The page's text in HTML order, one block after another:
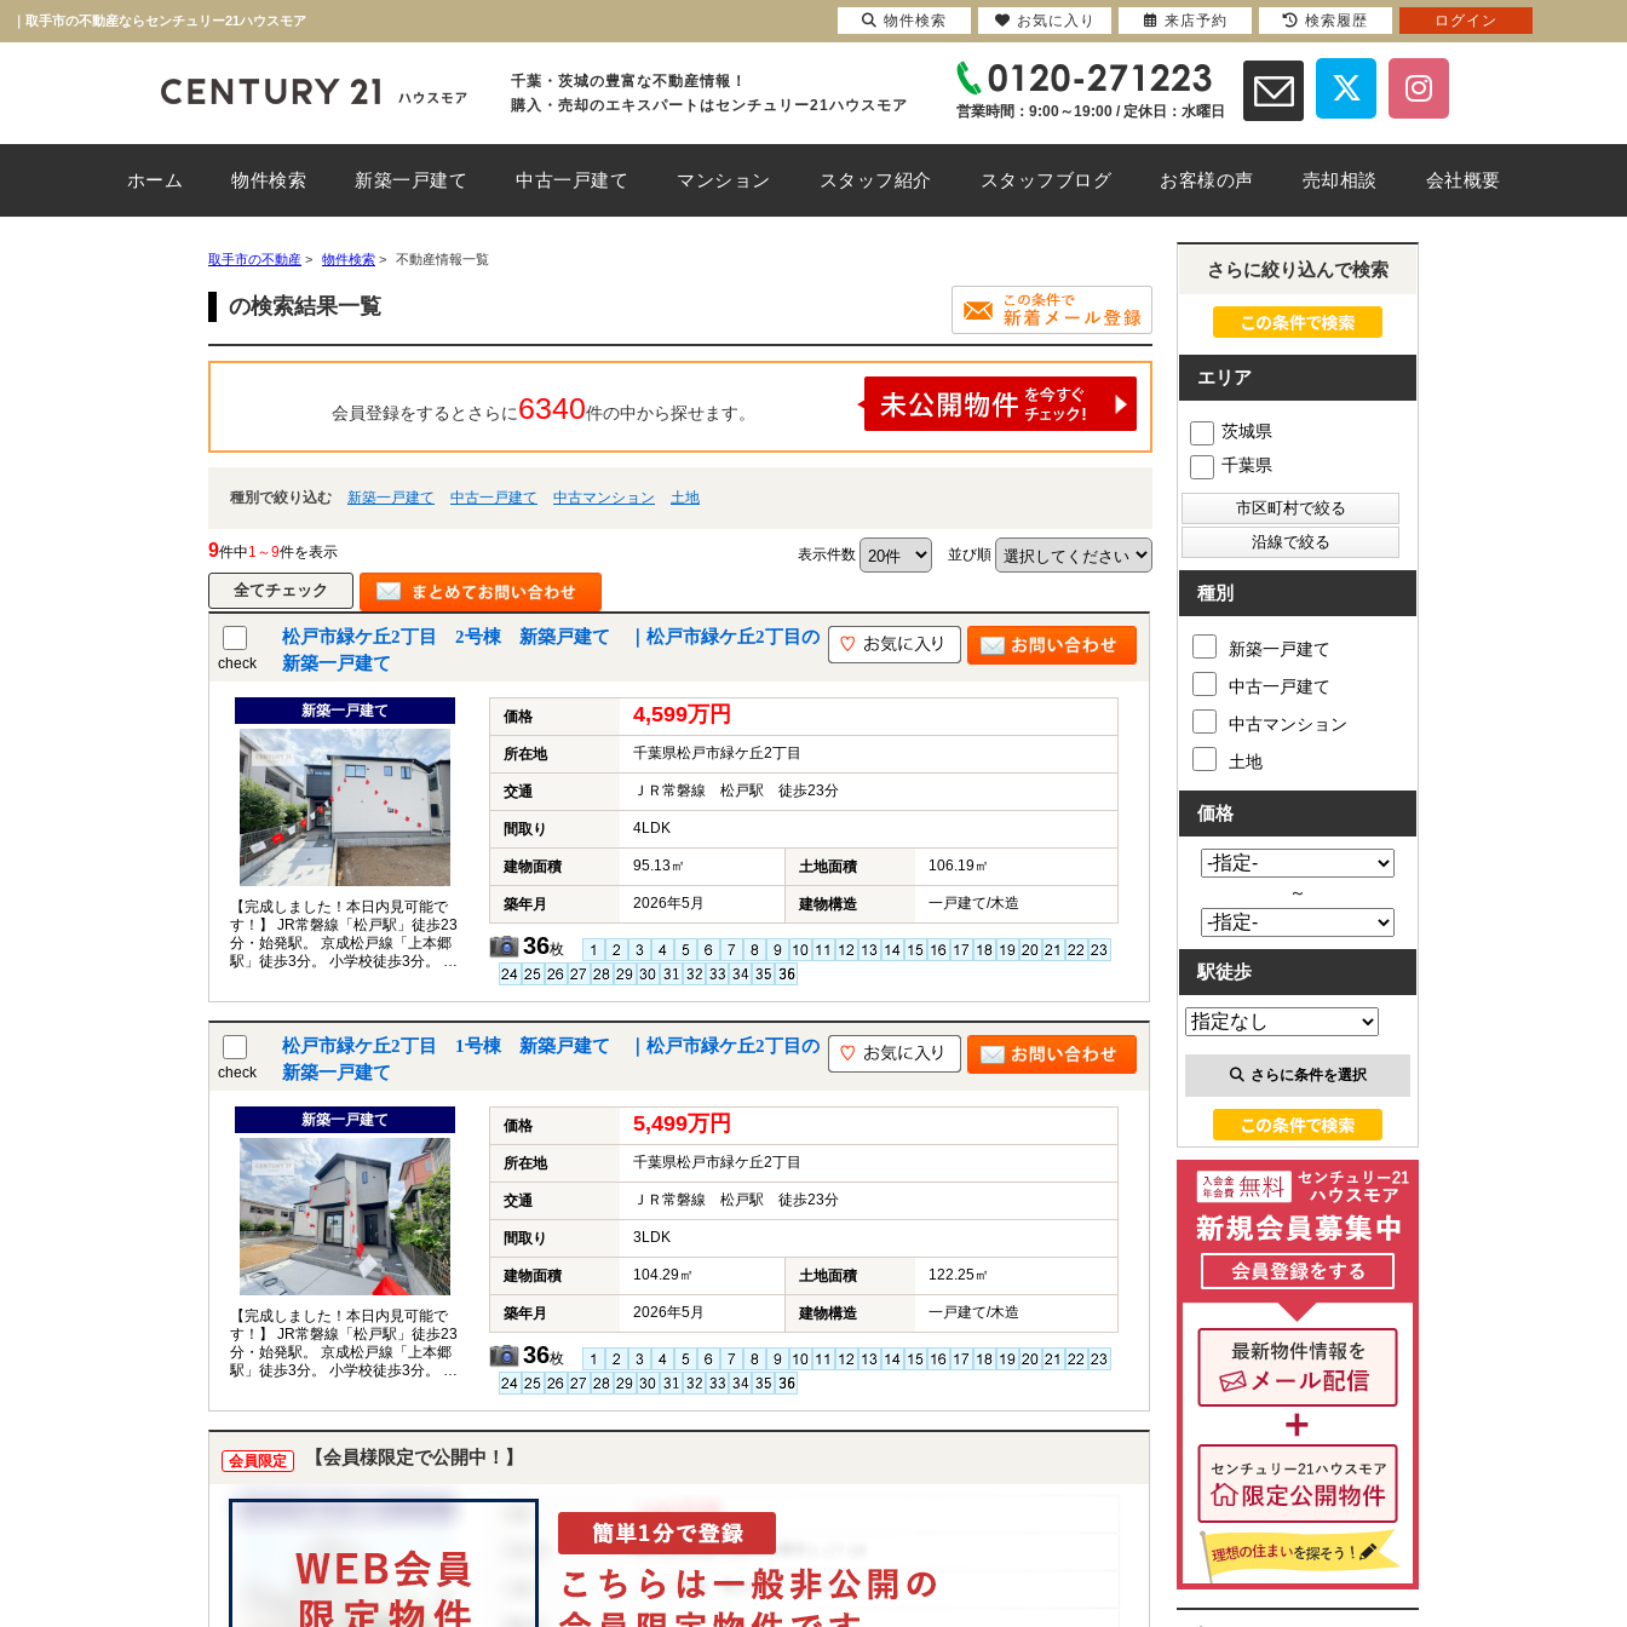
｜取手市の不動産ならセンチュリー21ハウスモア
千葉・茨城の豊富な不動産情報！
購入・売却のエキスパートはセンチュリー21ハウスモア
営業時間：9:00～19:00 / 定休日：水曜日
ホーム 物件検索 新築一戸建て 中古一戸建て マンション スタッフ紹介 スタッフブログ お客様の声 売却相談 会社概要
取手市の不動産 > 物件検索 > 不動産情報一覧
の検索結果一覧
会員登録をするとさらに6340件の中から探せます。
種別で絞り込む 新築一戸建て 中古一戸建て 中古マンション 土地
9件中1～9件を表示 表示件数 並び順
check
松戸市緑ケ丘2丁目 2号棟 新築戸建て ｜松戸市緑ケ丘2丁目の
新築一戸建て
新築一戸建て
【完成しました！本日内見可能で
す！】 JR常磐線「松戸駅」徒歩23
分・始発駅。 京成松戸線「上本郷
駅」徒歩3分。 小学校徒歩3分。 周
価格 4,599万円
所在地 千葉県松戸市緑ケ丘2丁目
交通 ＪＲ常磐線 松戸駅 徒歩23分
間取り 4LDK
建物面積 95.13㎡ 土地面積 106.19㎡
築年月 2026年5月 建物構造 一戸建て/木造
36枚
check
松戸市緑ケ丘2丁目 1号棟 新築戸建て ｜松戸市緑ケ丘2丁目の
新築一戸建て
新築一戸建て
【完成しました！本日内見可能で
す！】 JR常磐線「松戸駅」徒歩23
分・始発駅。 京成松戸線「上本郷
駅」徒歩3分。 小学校徒歩3分。 周
価格 5,499万円
所在地 千葉県松戸市緑ケ丘2丁目
交通 ＪＲ常磐線 松戸駅 徒歩23分
間取り 3LDK
建物面積 104.29㎡ 土地面積 122.25㎡
築年月 2026年5月 建物構造 一戸建て/木造
36枚
会員限定 【会員様限定で公開中！】
さらに絞り込んで検索
エリア
茨城県
千葉県
種別
新築一戸建て
中古一戸建て
中古マンション
土地
価格
～
駅徒歩
さらに条件を選択
物件検索 お気に入り 来店予約 検索履歴 ログイン